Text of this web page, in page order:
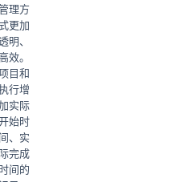
理方
更加
明、
效。
目和
行增
实际
始时
、实
完成
间的